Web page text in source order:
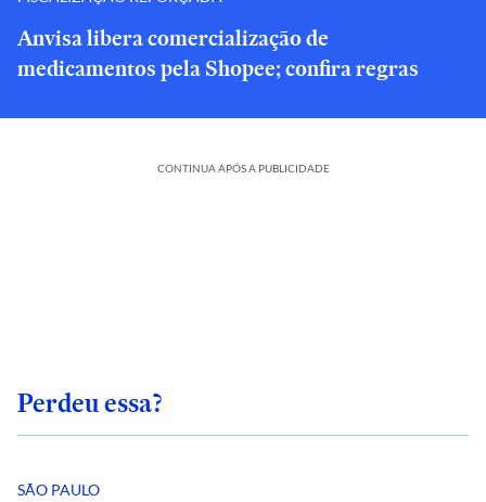
Anvisa libera comercialização de
medicamentos pela Shopee; confira regras
CONTINUA APÓS A PUBLICIDADE
Perdeu essa?
SÃO PAULO